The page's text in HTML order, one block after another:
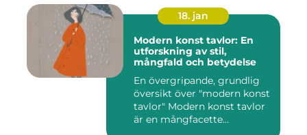
18. jan
Modern konst tavlor: En
utforskning av stil,
mångfald och betydelse
En övergripande, grundlig
översikt över "modern konst
tavlor" Modern konst tavlor
är en mångfacette...